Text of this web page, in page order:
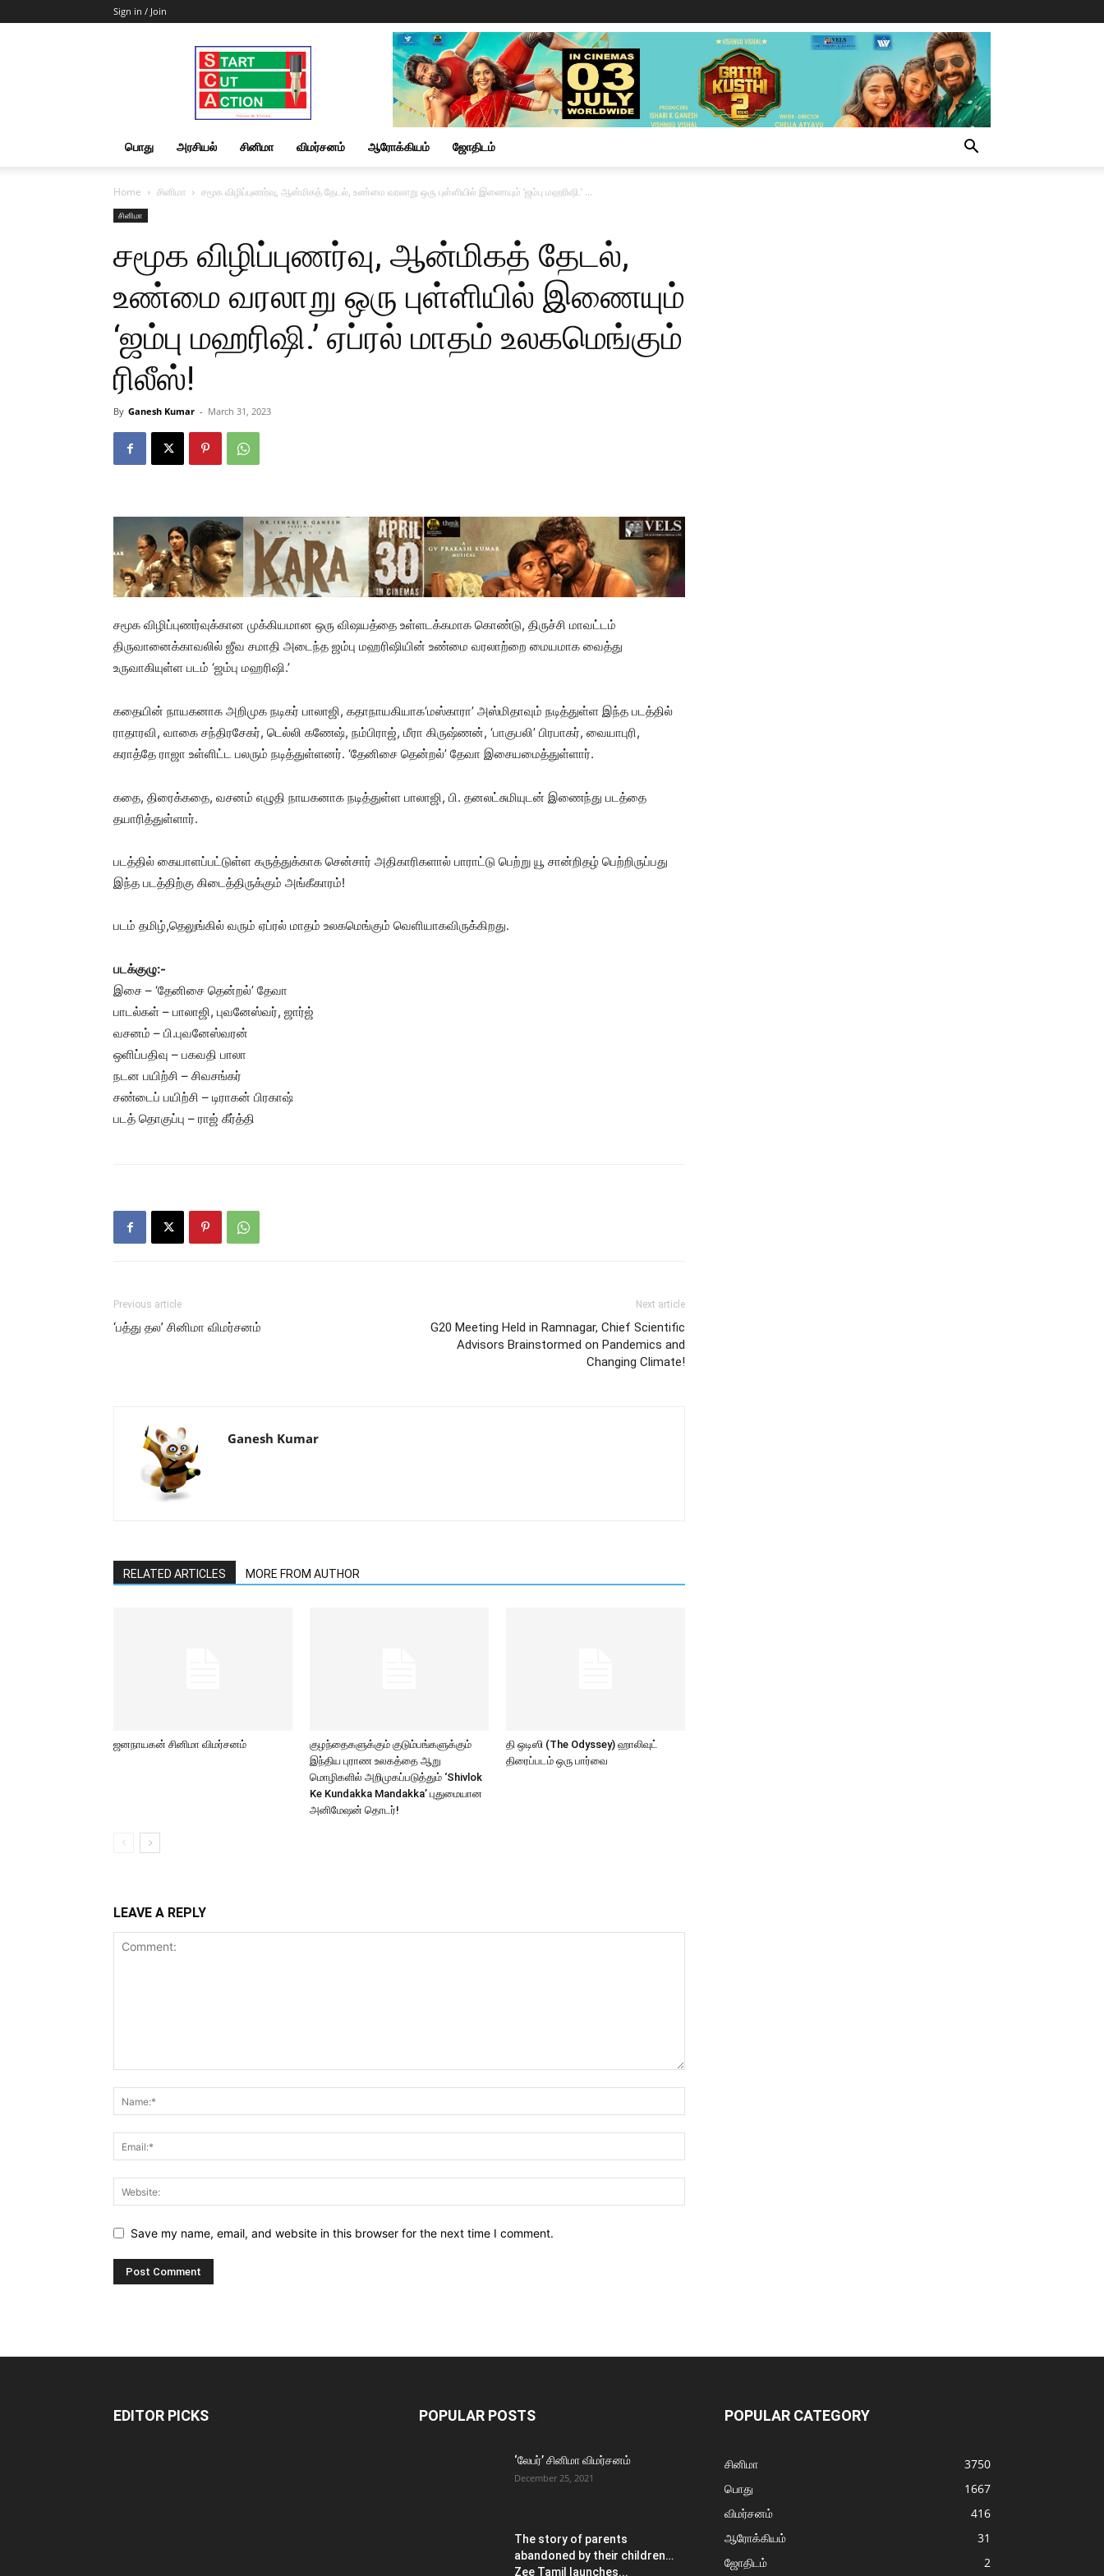
Sign in / Join
Start
Cut
Action
|
News
&
பொது அரசியல் சினிமா விமர்சனம் ஆரோக்கியம் ஜோதிடம்
Home சினிமா சமூக விழிப்புணர்வு, ஆன்மிகத் தேடல், உண்மை வரலாறு ஒரு புள்ளியில் இணையும் ‘ஜம்பு மஹரிஷி.’ ...
சினிமா
சமூக விழிப்புணர்வு, ஆன்மிகத் தேடல்,
உண்மை வரலாறு ஒரு புள்ளியில் இணையும்
‘ஜம்பு மஹரிஷி.’ ஏப்ரல் மாதம் உலகமெங்கும்
ரிலீஸ்!
By Ganesh Kumar - March 31, 2023
சமூக விழிப்புணர்வுக்கான முக்கியமான ஒரு விஷயத்தை உள்ளடக்கமாக கொண்டு, திருச்சி மாவட்டம்
திருவானைக்காவலில் ஜீவ சமாதி அடைந்த ஜம்பு மஹரிஷியின் உண்மை வரலாற்றை மையமாக வைத்து
உருவாகியுள்ள படம் ‘ஜம்பு மஹரிஷி.’
கதையின் நாயகனாக அறிமுக நடிகர் பாலாஜி, கதாநாயகியாக‘மஸ்காரா’ அஸ்மிதாவும் நடித்துள்ள இந்த படத்தில்
ராதாரவி, வாகை சந்திரசேகர், டெல்லி கணேஷ், நம்பிராஜ், மீரா கிருஷ்ணன், ‘பாகுபலி’ பிரபாகர், வையாபுரி,
கராத்தே ராஜா உள்ளிட்ட பலரும் நடித்துள்ளனர். ‘தேனிசை தென்றல்’ தேவா இசையமைத்துள்ளார்.
கதை, திரைக்கதை, வசனம் எழுதி நாயகனாக நடித்துள்ள பாலாஜி, பி. தனலட்சுமியுடன் இணைந்து படத்தை
தயாரித்துள்ளார்.
படத்தில் கையாளப்பட்டுள்ள கருத்துக்காக சென்சார் அதிகாரிகளால் பாராட்டு பெற்று யூ சான்றிதழ் பெற்றிருப்பது
இந்த படத்திற்கு கிடைத்திருக்கும் அங்கீகாரம்!
படம் தமிழ்,தெலுங்கில் வரும் ஏப்ரல் மாதம் உலகமெங்கும் வெளியாகவிருக்கிறது.
படக்குழு:-
இசை – ‘தேனிசை தென்றல்’ தேவா
பாடல்கள் – பாலாஜி, புவனேஸ்வர், ஜார்ஜ்
வசனம் – பி.புவனேஸ்வரன்
ஒளிப்பதிவு – பகவதி பாலா
நடன பயிற்சி – சிவசங்கர்
சண்டைப் பயிற்சி – டிராகன் பிரகாஷ்
படத் தொகுப்பு – ராஜ் கீர்த்தி
Previous article
‘பத்து தல’ சினிமா விமர்சனம்
Next article
G20 Meeting Held in Ramnagar, Chief Scientific
Advisors Brainstormed on Pandemics and
Changing Climate!
Ganesh Kumar
RELATED ARTICLES MORE FROM AUTHOR
ஜனநாயகன் சினிமா விமர்சனம்
குழந்தைகளுக்கும் குடும்பங்களுக்கும்
இந்திய புராண உலகத்தை ஆறு
மொழிகளில் அறிமுகப்படுத்தும் ‘Shivlok
Ke Kundakka Mandakka’ புதுமையான
அனிமேஷன் தொடர்!
தி ஒடிஸி (The Odyssey) ஹாலிவுட்
திரைப்படம் ஒரு பார்வை
LEAVE A REPLY
Save my name, email, and website in this browser for the next time I comment.
EDITOR PICKS POPULAR POSTS
‘லேபர்’ சினிமா விமர்சனம்
December 25, 2021
The story of parents
abandoned by their children…
Zee Tamil launches...
POPULAR CATEGORY
சினிமா
3750
பொது
1667
விமர்சனம்
416
ஆரோக்கியம்
31
ஜோதிடம்
2